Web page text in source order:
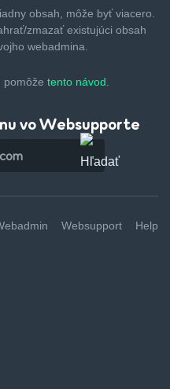
obsah, môže byťviacero.
zmazaťexistujúci obsah
webadmina.
pomôže tento návod.
vo Websupporte
Websupport Help